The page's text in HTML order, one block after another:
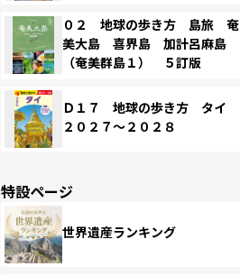
０２ 地球の歩き方 島旅 奄
美大島 喜界島 加計呂麻島
（奄美群島１） ５訂版
Ｄ１７ 地球の歩き方 タイ
２０２７～２０２８
特設ページ
世界遺産ランキング